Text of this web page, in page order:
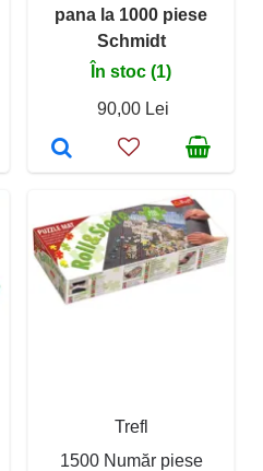
pana la 1000 piese
Schmidt
În stoc (1)
90,00 Lei
Trefl
1500 Număr piese